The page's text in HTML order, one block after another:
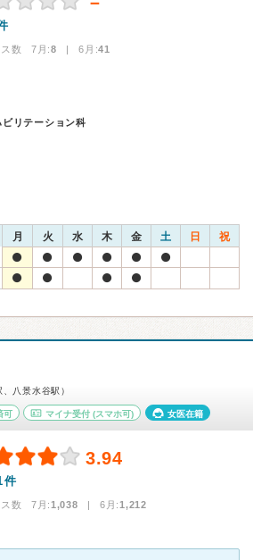
ス数 7月:8 | 6月:41
リテーション科
月 火 水 木 金 土 日 祝
八景水谷駅）
可 マイナ受付 (スマホ可) 女医在籍
3.94
件
ス数 7月:1,038 | 6月:1,212